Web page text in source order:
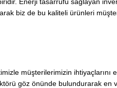
biz de bu kaliteli ürünleri
müşterilerimizin ihtiyaçlarını
göz önünde bulundurarak en